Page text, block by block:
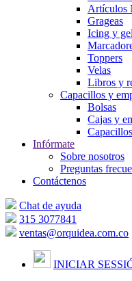
Artículos
Grageas
Icing y
Toppers
Velas
Libros y
Capacillos y
Bolsas
Cajas y
Capacillos
Infórmate
Sobre nosotros
Preguntas
Contáctenos
Chat de ayuda
315 3077841
ventas@orquidea.com.co
INICIAR